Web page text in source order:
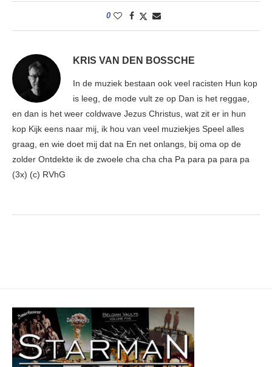
0
KRIS VAN DEN BOSSCHE
In de muziek bestaan ook veel racisten Hun kop
is leeg, de mode vult ze op Dan is het reggae,
en dan is het weer coldwave Jezus Christus, wat zit er in hun
kop Kijk eens naar mij, ik hou van veel muziekjes Speel alles
graag, en wie doet mij dat na En net onlangs, bij oma op de
zolder Ontdekte ik de zwoele cha cha cha Pa para pa para pa
(3x) (c) RVhG